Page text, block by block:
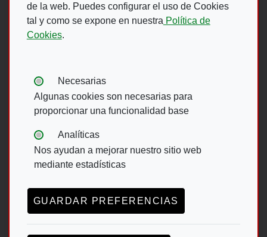
de la web. Puedes configurar el uso de Cookies
tal y como se expone en nuestra Política de
Cookies.
Tipos de cookies:
Necesarias
Algunas cookies son necesarias para
proporcionar una funcionalidad base
Analíticas
Nos ayudan a mejorar nuestro sitio web
mediante estadísticas
GUARDAR PREFERENCIAS
Footer Menu
CANAL DE DENUNCIAS ONCE
Footer menu English
ACCESIBILITY
TRANSPARENCY ACT